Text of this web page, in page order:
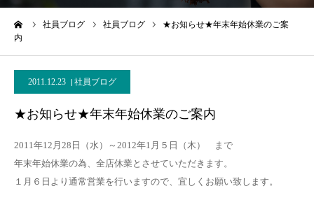
社員ブログ 社員ブログ
★お知らせ★年末年始休業のご案
内
2011.12.23 社員ブログ
★お知らせ★年末年始休業のご案内
2011年12月28日（水）～2012年1月５日（木） まで
年末年始休業の為、全店休業とさせていただきます。
１月６日より通常営業を行いますので、宜しくお願い致します。